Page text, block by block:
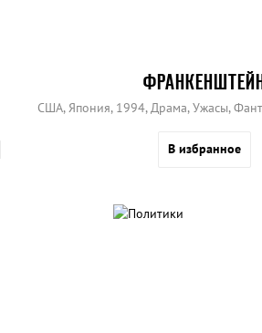
США, Япония, 1994, Драма, Ужасы,
В избранное